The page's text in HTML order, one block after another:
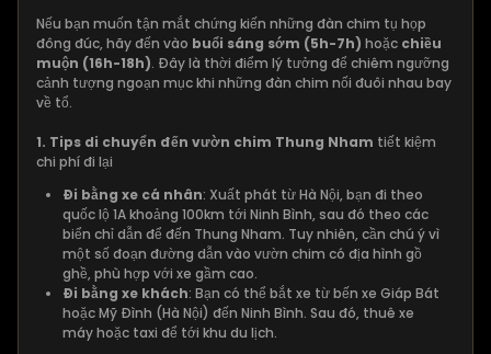
Nếu bạn muốn tận mắt chứng kiến những đàn chim tụ họp
đông đúc, hãy đến vào buổi sáng sớm (5h-7h) hoặc chiều
muộn (16h-18h). Đây là thời điểm lý tưởng để chiêm ngưỡng
cảnh tượng ngoạn mục khi những đàn chim nối đuôi nhau bay
về tổ.
1. Tips di chuyển đến vườn chim Thung Nham tiết kiệm
chi phí đi lại
Đi bằng xe cá nhân: Xuất phát từ Hà Nội, bạn đi theo
quốc lộ 1A khoảng 100km tới Ninh Bình, sau đó theo các
biển chỉ dẫn để đến Thung Nham. Tuy nhiên, cần chú ý vì
một số đoạn đường dẫn vào vườn chim có địa hình gồ
ghề, phù hợp với xe gầm cao.
Đi bằng xe khách: Bạn có thể bắt xe từ bến xe Giáp Bát
hoặc Mỹ Đình (Hà Nội) đến Ninh Bình. Sau đó, thuê xe
máy hoặc taxi để tới khu du lịch.